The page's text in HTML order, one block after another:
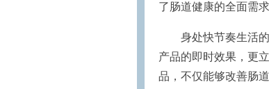
了肠道健康的全面需
身处快节奏生活
产品的即时效果，更
品，不仅能够改善肠